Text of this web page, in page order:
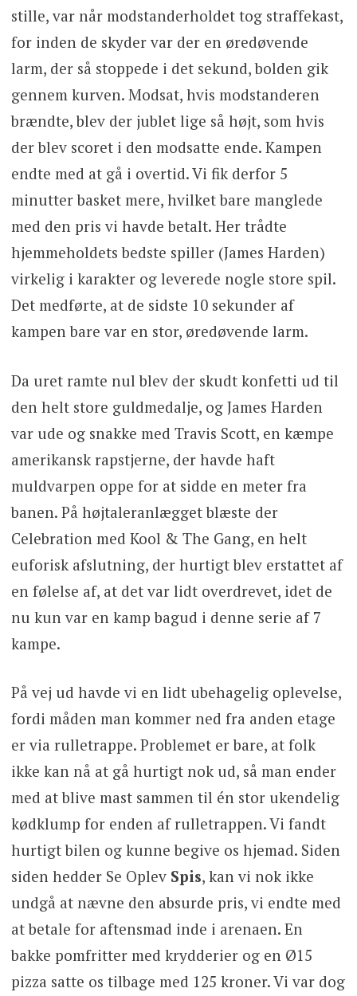
stille, var når modstanderholdet tog straffekast,
for inden de skyder var der en øredøvende
larm, der så stoppede i det sekund, bolden gik
gennem kurven. Modsat, hvis modstanderen
brændte, blev der jublet lige så højt, som hvis
der blev scoret i den modsatte ende. Kampen
endte med at gå i overtid. Vi fik derfor 5
minutter basket mere, hvilket bare manglede
med den pris vi havde betalt. Her trådte
hjemmeholdets bedste spiller (James Harden)
virkelig i karakter og leverede nogle store spil.
Det medførte, at de sidste 10 sekunder af
kampen bare var en stor, øredøvende larm.
Da uret ramte nul blev der skudt konfetti ud til
den helt store guldmedalje, og James Harden
var ude og snakke med Travis Scott, en kæmpe
amerikansk rapstjerne, der havde haft
muldvarpen oppe for at sidde en meter fra
banen. På højtaleranlægget blæste der
Celebration med Kool & The Gang, en helt
euforisk afslutning, der hurtigt blev erstattet af
en følelse af, at det var lidt overdrevet, idet de
nu kun var en kamp bagud i denne serie af 7
kampe.
På vej ud havde vi en lidt ubehagelig oplevelse,
fordi måden man kommer ned fra anden etage
er via rulletrappe. Problemet er bare, at folk
ikke kan nå at gå hurtigt nok ud, så man ender
med at blive mast sammen til én stor ukendelig
kødklump for enden af rulletrappen. Vi fandt
hurtigt bilen og kunne begive os hjemad. Siden
siden hedder Se Oplev Spis, kan vi nok ikke
undgå at nævne den absurde pris, vi endte med
at betale for aftensmad inde i arenaen. En
bakke pomfritter med krydderier og en Ø15
pizza satte os tilbage med 125 kroner. Vi var dog